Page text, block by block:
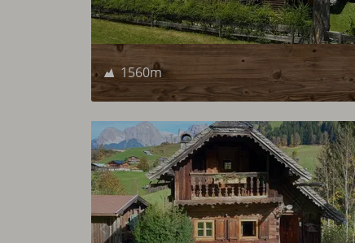
1560m